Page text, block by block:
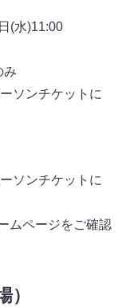
(水)11:00
み
ソンチケットに
ソンチケットに
ムページをご確認